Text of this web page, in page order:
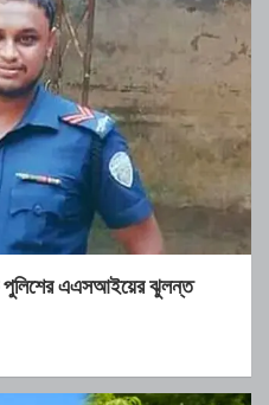
পুলিশের এএসআইয়ের ঝুলন্ত